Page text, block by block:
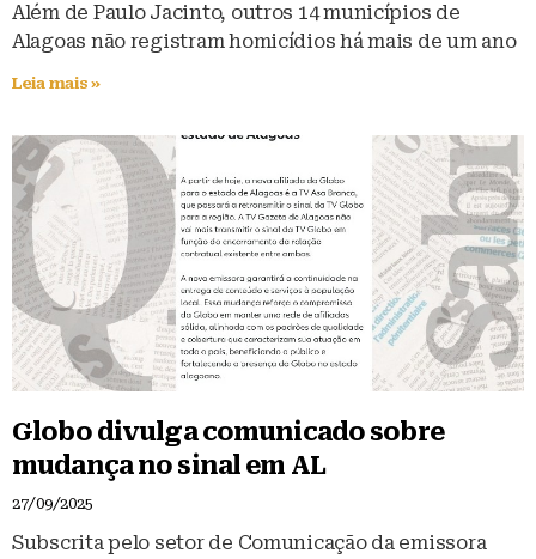
Além de Paulo Jacinto, outros 14 municípios de
Alagoas não registram homicídios há mais de um ano
Leia mais »
Globo divulga comunicado sobre
mudança no sinal em AL
27/09/2025
Subscrita pelo setor de Comunicação da emissora